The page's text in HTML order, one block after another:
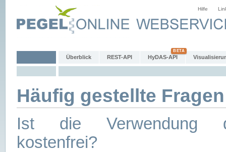
Hilfe
Überblick REST-API HyDAS-API
Häufig gestellte
Ist die Verwendung
kostenfrei?